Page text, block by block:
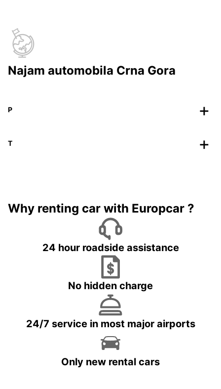
Najam automobila Crna Gora
P
T
Why renting car with Europcar ?
24 hour roadside assistance
No hidden charge
24/7 service in most major airports
Only new rental cars